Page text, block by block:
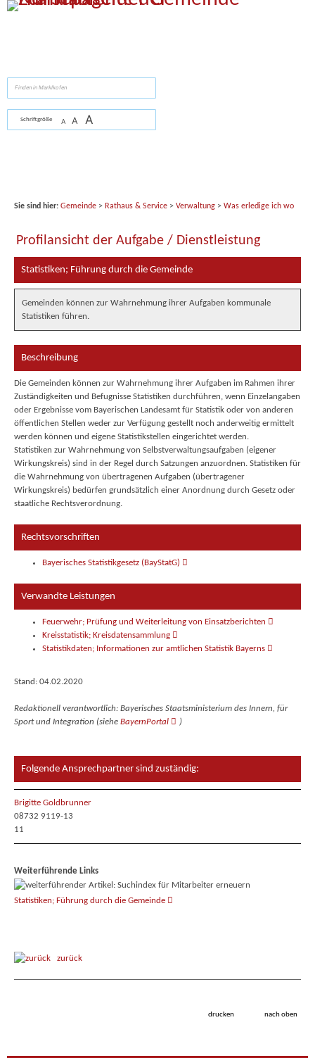
Zum Inhalt,zur Navigationoderzur Startseitespringen.
Schriftgröße A A A
Sie sind hier: Gemeinde> Rathaus & Service> Verwaltung> Was erledige ich wo
Profilansicht der Aufgabe / Dienstleistung
Statistiken; Führung durch die Gemeinde
Gemeinden können zur Wahrnehmung ihrer Aufgaben kommunale
Statistiken führen.
Beschreibung
Die Gemeinden können zur Wahrnehmung ihrer Aufgaben im Rahmen ihrer
Zuständigkeiten und Befugnisse Statistiken durchführen, wenn Einzelangaben
oder Ergebnisse vom Bayerischen Landesamt für Statistik oder von anderen
öffentlichen Stellen weder zur Verfügung gestellt noch anderweitig ermittelt
werden können und eigene Statistikstellen eingerichtet werden.
Statistiken zur Wahrnehmung von Selbstverwaltungsaufgaben (eigener
Wirkungskreis) sind in der Regel durch Satzungen anzuordnen. Statistiken für
die Wahrnehmung von übertragenen Aufgaben (übertragener
Wirkungskreis) bedürfen grundsätzlich einer Anordnung durch Gesetz oder
staatliche Rechtsverordnung.
Rechtsvorschriften
Bayerisches Statistikgesetz (BayStatG)
Verwandte Leistungen
Feuerwehr; Prüfung und Weiterleitung von Einsatzberichten
Kreisstatistik; Kreisdatensammlung
Statistikdaten; Informationen zur amtlichen Statistik Bayerns
Stand: 04.02.2020
Redaktionell verantwortlich: Bayerisches Staatsministerium des Innern, für
Sport und Integration (siehe BayernPortal )
Folgende Ansprechpartner sind zuständig:
Brigitte Goldbrunner
08732 9119-13
11
Weiterführende Links
Statistiken; Führung durch die Gemeinde
zurück
drucken nach oben